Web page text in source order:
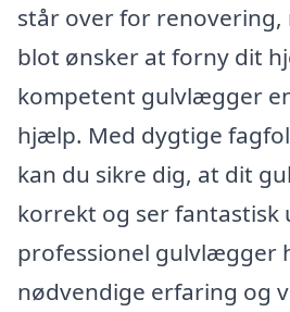
står over for
blot ønsker at forny dit
kompetent gulvlægger
hjælp. Med dygtige
kan du sikre dig, at dit
korrekt og ser fantastisk
professionel gulvlægger
nødvendige erfaring og